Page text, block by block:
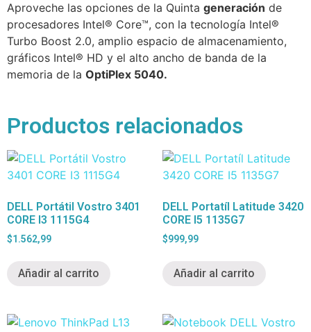
Aproveche las opciones de la Quinta generación de
procesadores Intel® Core™, con la tecnología Intel®
Turbo Boost 2.0, amplio espacio de almacenamiento,
gráficos Intel® HD y el alto ancho de banda de la
memoria de la OptiPlex 5040.
Productos relacionados
DELL Portátil Vostro 3401
CORE I3 1115G4
$1.562,99
Añadir al carrito
DELL Portatíl Latitude 3420
CORE I5 1135G7
$999,99
Añadir al carrito